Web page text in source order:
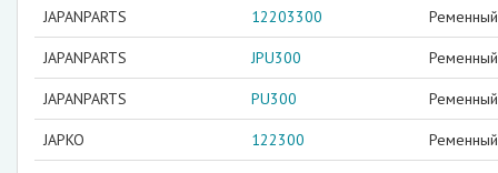
JAPANPARTS 12203300
JAPANPARTS JPU300
JAPANPARTS PU300
JAPKO 122300